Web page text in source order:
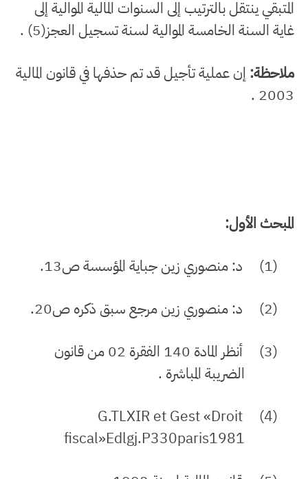
المتبقي ينتقل بالترتيب إلى السنوات المالية الموالية إلى
غاية السنة الخامسة الموالية لسنة تسجيل العجز(5) .
ملاحظة: إن عملية تأجيل قد تم حذفها في قانون المالية
2003 .
المبحث الأول:
(1)
د: منصوري زين جباية المؤسسة ص13.
(2)
د: منصوري زين مرجع سبق ذكره ص20.
(3)
أنظر المادة 140 الفقرة 02 من قانون
الضريبة المباشرة .
(4)
G.TLXIR et Gest «Droit
fiscal»Edlgj.P330paris1981